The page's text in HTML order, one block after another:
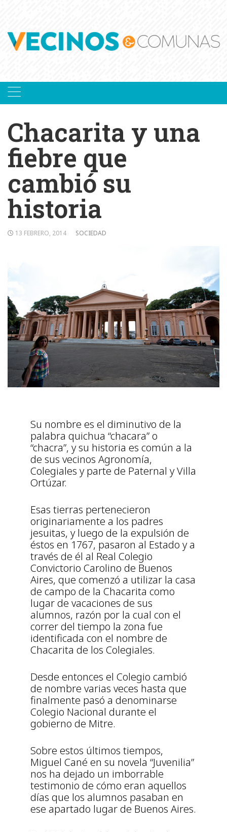
Chacarita y una
fiebre que
cambió su
historia
13 FEBRERO, 2014 SOCIEDAD
Su nombre es el diminutivo de la
palabra quichua “chacara” o
“chacra”, y su historia es común a la
de sus vecinos Agronomía,
Colegiales y parte de Paternal y Villa
Ortúzar.
Esas tierras pertenecieron
originariamente a los padres
jesuitas, y luego de la expulsión de
éstos en 1767, pasaron al Estado y a
través de él al Real Colegio
Convictorio Carolino de Buenos
Aires, que comenzó a utilizar la casa
de campo de la Chacarita como
lugar de vacaciones de sus
alumnos, razón por la cual con el
correr del tiempo la zona fue
identificada con el nombre de
Chacarita de los Colegiales.
Desde entonces el Colegio cambió
de nombre varias veces hasta que
finalmente pasó a denominarse
Colegio Nacional durante el
gobierno de Mitre.
Sobre estos últimos tiempos,
Miguel Cané en su novela “Juvenilia”
nos ha dejado un imborrable
testimonio de cómo eran aquellos
días que los alumnos pasaban en
ese apartado lugar de Buenos Aires.